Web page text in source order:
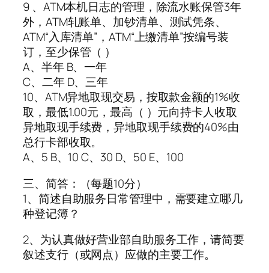
9 、ATM本机日志的管理，除流水账保管3年
外，ATM轧账单、加钞清单、测试凭条、
ATM“入库清单”，ATM“上缴清单”按编号装
订，至少保管（ ）
A、半年 B、一年
C、二年 D、三年
10、ATM异地取现交易，按取款金额的1%收
取，最低1.00元，最高（ ）元向持卡人收取
异地取现手续费，异地取现手续费的40%由
总行卡部收取。
A、5 B、10 C、30 D、50 E、100
三、简答：（每题10分）
1、简述自助服务日常管理中，需要建立哪几
种登记簿？
2、为认真做好营业部自助服务工作，请简要
叙述支行（或网点）应做的主要工作。